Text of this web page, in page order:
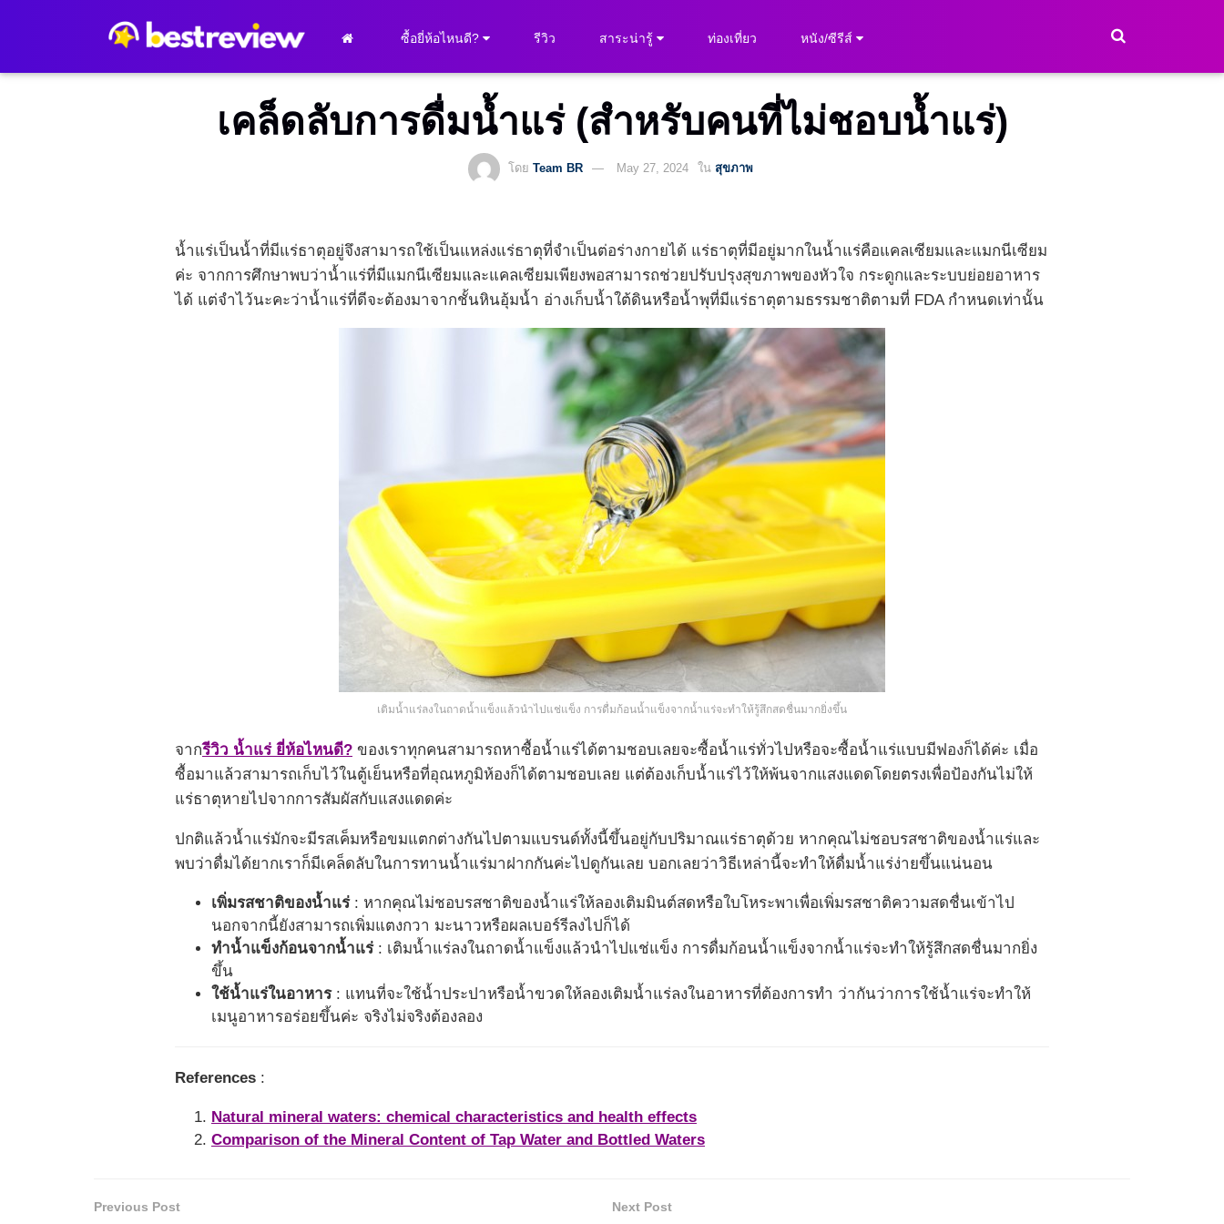
ซื้อยี่ห้อไหนดี? รีวิว สาระน่ารู้ ท่องเที่ยว หนัง/ซีรีส์
เคล็ดลับการดื่มน้ำแร่ (สำหรับคนที่ไม่ชอบน้ำแร่)
โดย Team BR May 27, 2024 ใน สุขภาพ
น้ำแร่เป็นน้ำที่มีแร่ธาตุอยู่จึงสามารถใช้เป็นแหล่งแร่ธาตุที่จำเป็นต่อร่างกายได้ แร่ธาตุที่มีอยู่มากในน้ำแร่คือแคลเซียมและแมกนีเซียม
ค่ะ จากการศึกษาพบว่าน้ำแร่ที่มีแมกนีเซียมและแคลเซียมเพียงพอสามารถช่วยปรับปรุงสุขภาพของหัวใจ กระดูกและระบบย่อยอาหาร
ได้ แต่จำไว้นะคะว่าน้ำแร่ที่ดีจะต้องมาจากชั้นหินอุ้มน้ำ อ่างเก็บน้ำใต้ดินหรือน้ำพุที่มีแร่ธาตุตามธรรมชาติตามที่ FDA กำหนดเท่านั้น
เติมน้ำแร่ลงในถาดน้ำแข็งแล้วนำไปแช่แข็ง การดื่มก้อนน้ำแข็งจากน้ำแร่จะทำให้รู้สึกสดชื่นมากยิ่งขึ้น
จากรีวิว น้ำแร่ ยี่ห้อไหนดี?ของเราทุกคนสามารถหาซื้อน้ำแร่ได้ตามชอบเลยจะซื้อน้ำแร่ทั่วไปหรือจะซื้อน้ำแร่แบบมีฟองก็ได้ค่ะ เมื่อ
ซื้อมาแล้วสามารถเก็บไว้ในตู้เย็นหรือที่อุณหภูมิห้องก็ได้ตามชอบเลย แต่ต้องเก็บน้ำแร่ไว้ให้พ้นจากแสงแดดโดยตรงเพื่อป้องกันไม่ให้
แร่ธาตุหายไปจากการสัมผัสกับแสงแดดค่ะ
ปกติแล้วน้ำแร่มักจะมีรสเค็มหรือขมแตกต่างกันไปตามแบรนด์ทั้งนี้ขึ้นอยู่กับปริมาณแร่ธาตุด้วย หากคุณไม่ชอบรสชาติของน้ำแร่และ
พบว่าดื่มได้ยากเราก็มีเคล็ดลับในการทานน้ำแร่มาฝากกันค่ะไปดูกันเลย บอกเลยว่าวิธีเหล่านี้จะทำให้ดื่มน้ำแร่ง่ายขึ้นแน่นอน
เพิ่มรสชาติของน้ำแร่: หากคุณไม่ชอบรสชาติของน้ำแร่ให้ลองเติมมินต์สดหรือใบโหระพาเพื่อเพิ่มรสชาติความสดชื่นเข้าไป
นอกจากนี้ยังสามารถเพิ่มแตงกวา มะนาวหรือผลเบอร์รีลงไปก็ได้
ทำน้ำแข็งก้อนจากน้ำแร่: เติมน้ำแร่ลงในถาดน้ำแข็งแล้วนำไปแช่แข็ง การดื่มก้อนน้ำแข็งจากน้ำแร่จะทำให้รู้สึกสดชื่นมากยิ่ง
ขึ้น
ใช้น้ำแร่ในอาหาร: แทนที่จะใช้น้ำประปาหรือน้ำขวดให้ลองเติมน้ำแร่ลงในอาหารที่ต้องการทำ ว่ากันว่าการใช้น้ำแร่จะทำให้
เมนูอาหารอร่อยขึ้นค่ะ จริงไม่จริงต้องลอง
References:
Natural mineral waters: chemical characteristics and health effects
Comparison of the Mineral Content of Tap Water and Bottled Waters
Previous Post Next Post